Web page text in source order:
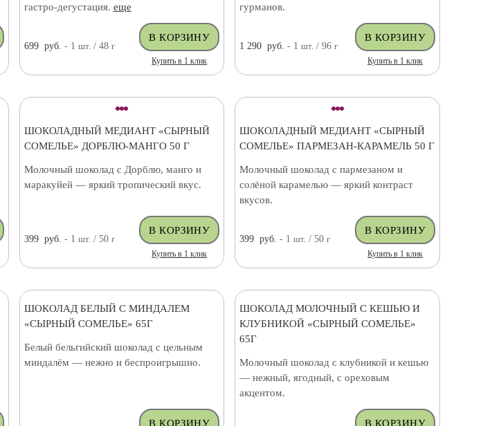
гастро-дегустация. еще
699 руб. - 1 шт./ 48 г
Купить в 1 клик
гурманов.
1 290 руб. - 1шт. / 96г
Купить в 1 клик
ШОКОЛАДНЫЙ МЕДИАНТ «СЫРНЫЙ
СОМЕЛЬЕ» ДОРБЛЮ-МАНГО 50 Г
Молочный шоколад с Дорблю, манго и
маракуйей — яркий тропический вкус.
399 руб. - 1 шт./ 50 г
Купить в 1 клик
ШОКОЛАДНЫЙ МЕДИАНТ «СЫРНЫЙ
СОМЕЛЬЕ» ПАРМЕЗАН-КАРАМЕЛЬ 50 Г
Молочный шоколад с пармезаном и
солёной карамелью — яркий контраст
вкусов.
399 руб. - 1шт. / 50г
Купить в 1 клик
ШОКОЛАД БЕЛЫЙ С МИНДАЛЕМ
«СЫРНЫЙ СОМЕЛЬЕ» 65Г
Белый бельгийский шоколад с цельным
миндалём — нежно и беспроигрышно.
ШОКОЛАД МОЛОЧНЫЙ С КЕШЬЮ И
КЛУБНИКОЙ «СЫРНЫЙ СОМЕЛЬЕ»
65Г
Молочный шоколад с клубникой и кешью
— нежный, ягодный, с ореховым
акцентом.